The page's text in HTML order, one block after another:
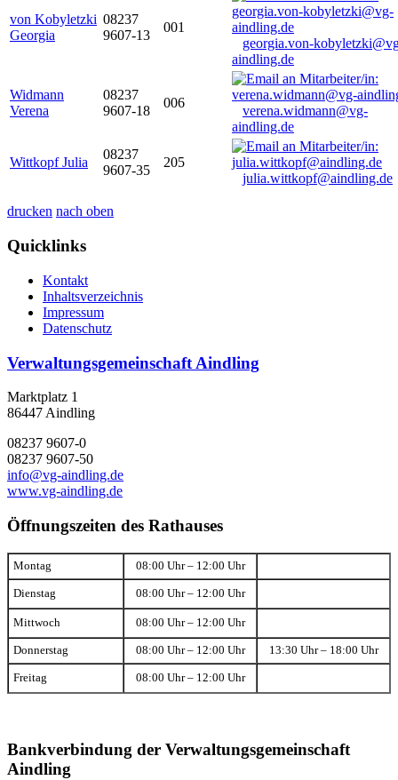
von Kobyletzki
Georgia
08237
9607-13
001
georgia.von-
aindling.de
Widmann
Verena
08237
9607-18
006
verena.widmann@vg-
aindling.de
Wittkopf Julia
08237
9607-35
205
julia.wittkopf@aindling.de
drucken nach oben
Quicklinks
Kontakt
Inhaltsverzeichnis
Impressum
Datenschutz
Verwaltungsgemeinschaft Aindling
Marktplatz 1
86447 Aindling
08237 9607-0
08237 9607-50
info@vg-aindling.de
www.vg-aindling.de
Öffnungszeiten des Rathauses
Montag 08:00 Uhr – 12:00 Uhr
Dienstag 08:00 Uhr – 12:00 Uhr
Mittwoch 08:00 Uhr – 12:00 Uhr
Donnerstag 08:00 Uhr – 12:00 Uhr 13:30 Uhr – 18:00 Uhr
Freitag 08:00 Uhr – 12:00 Uhr
Bankverbindung der Verwaltungsgemeinschaft
Aindling